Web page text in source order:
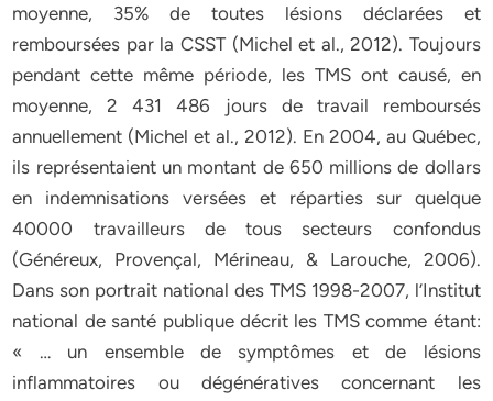
moyenne, 35% de toutes lésions déclarées et
remboursées par la CSST (Michel et al., 2012). Toujours
pendant cette même période, les TMS ont causé, en
moyenne, 2 431 486 jours de travail remboursés
annuellement (Michel et al., 2012). En 2004, au Québec,
ils représentaient un montant de 650 millions de dollars
en indemnisations versées et réparties sur quelque
40000 travailleurs de tous secteurs confondus
(Généreux, Provençal, Mérineau, & Larouche, 2006).
Dans son portrait national des TMS 1998-2007, l’Institut
national de santé publique décrit les TMS comme étant:
« … un ensemble de symptômes et de lésions
inflammatoires ou dégénératives concernant les